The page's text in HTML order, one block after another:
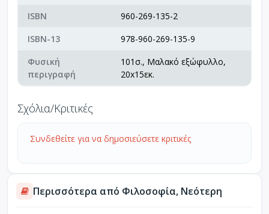
ISBN
960-269-135-2
ISBN-13
978-960-269-135-9
Φυσική
περιγραφή
101σ., Μαλακό εξώφυλλο,
20x15εκ.
Σχόλια/Κριτικές
Συνδεθείτε για να δημοσιεύσετε κριτικές
Περισσότερα από Φιλοσοφία, Νεότερη